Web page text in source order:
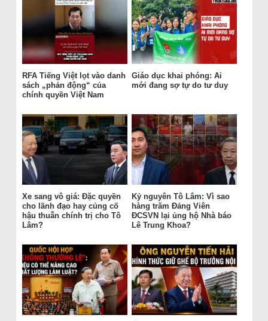
RFA Tiếng Việt lọt vào danh
sách „phản động“ của
chính quyền Việt Nam
Giáo dục khai phóng: Ai
mới đang sợ tự do tư duy
Xe sang vô giá: Đặc quyền
cho lãnh đạo hay củng cố
hậu thuẫn chính trị cho Tô
Lâm?
Kỷ nguyên Tô Lâm: Vì sao
hàng trăm Đảng Viên
ĐCSVN lại ủng hộ Nhà báo
Lê Trung Khoa?